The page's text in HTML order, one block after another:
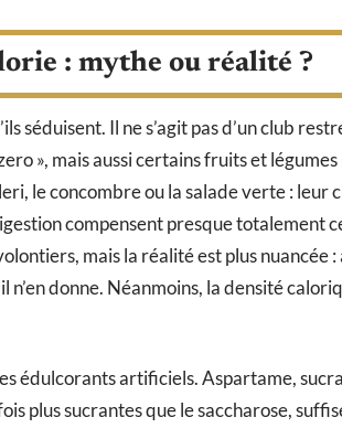
: mythe ou réalité ?
séduisent. Il ne s’agit pas d’un club
», mais aussi certains fruits et légumes
le concombre ou la salade verte : leur
compensent presque totalement
mais la réalité est plus nuancée :
donne. Néanmoins, la densité
édulcorants artificiels. Aspartame,
plus sucrantes que le saccharose,